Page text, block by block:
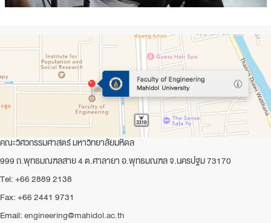
คณะวิศวกรรมศาสตร์ มหาวิทยาลัยมหิดล
999 ถ.พุทธมณฑลสาย 4 ต.ศาลายา อ.พุทธมณฑล จ.นครปฐม 73170
Tel: +66 2889 2138
Fax: +66 2441 9731
Email:engineering@mahidol.ac.th